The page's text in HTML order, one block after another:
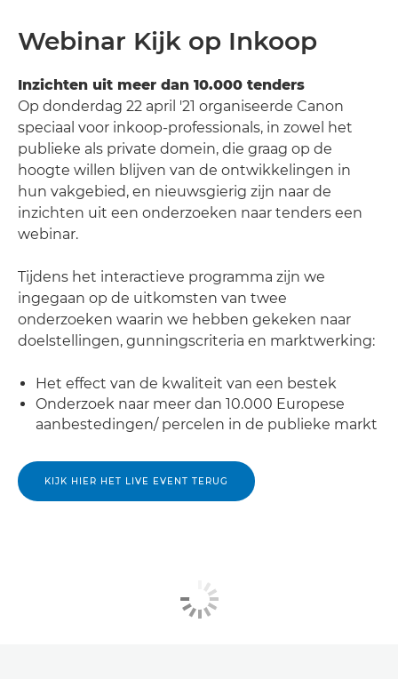
Webinar Kijk op Inkoop
Inzichten uit meer dan 10.000 tenders
Op donderdag 22 april '21 organiseerde Canon
speciaal voor inkoop-professionals, in zowel het
publieke als private domein, die graag op de
hoogte willen blijven van de ontwikkelingen in
hun vakgebied, en nieuwsgierig zijn naar de
inzichten uit een onderzoeken naar tenders een
webinar.
Tijdens het interactieve programma zijn we
ingegaan op de uitkomsten van twee
onderzoeken waarin we hebben gekeken naar
doelstellingen, gunningscriteria en marktwerking:
Het effect van de kwaliteit van een bestek
Onderzoek naar meer dan 10.000 Europese
aanbestedingen/ percelen in de publieke markt
KIJK HIER HET LIVE EVENT TERUG